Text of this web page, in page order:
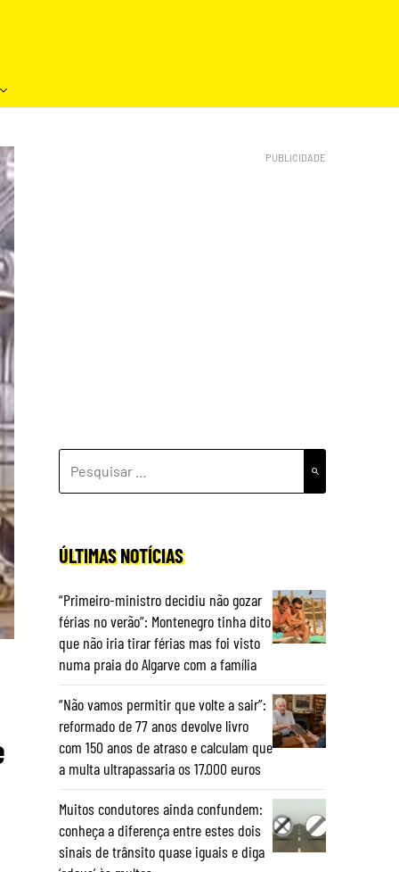
POR:
ÚLTIMAS NOTÍCIAS
“Primeiro-ministro decidiu não gozar
férias no verão”: Montenegro tinha dito
que não iria tirar férias mas foi visto
numa praia do Algarve com a família
“Não vamos permitir que volte a sair”:
reformado de 77 anos devolve livro
com 150 anos de atraso e calculam que
a multa ultrapassaria os 17.000 euros
Muitos condutores ainda confundem:
conheça a diferença entre estes dois
sinais de trânsito quase iguais e diga